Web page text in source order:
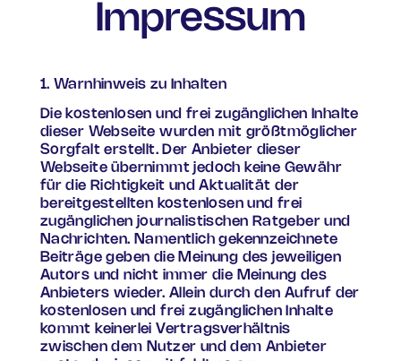
Impressum
1. Warnhinweis zu Inhalten
Die kostenlosen und frei zugänglichen Inhalte
dieser Webseite wurden mit größtmöglicher
Sorgfalt erstellt. Der Anbieter dieser
Webseite übernimmt jedoch keine Gewähr
für die Richtigkeit und Aktualität der
bereitgestellten kostenlosen und frei
zugänglichen journalistischen Ratgeber und
Nachrichten. Namentlich gekennzeichnete
Beiträge geben die Meinung des jeweiligen
Autors und nicht immer die Meinung des
Anbieters wieder. Allein durch den Aufruf der
kostenlosen und frei zugänglichen Inhalte
kommt keinerlei Vertragsverhältnis
zwischen dem Nutzer und dem Anbieter